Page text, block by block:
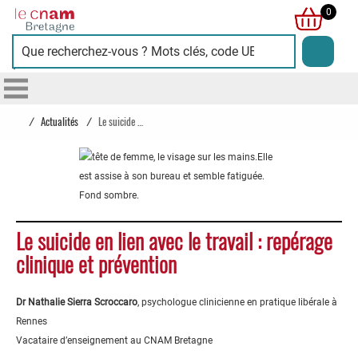
Cnam
Bretagne
0
/ Actualités /
Le suicide en lien avec le travail : repérage
clinique et prévention
Dr Nathalie Sierra Scroccaro, psychologue clinicienne en pratique libérale à
Rennes
Vacataire d’enseignement au CNAM Bretagne